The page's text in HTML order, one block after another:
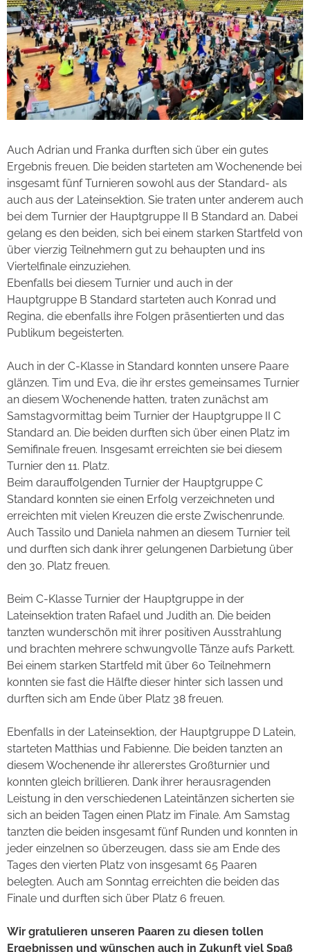
Auch Adrian und Franka durften sich über ein gutes
Ergebnis freuen. Die beiden starteten am Wochenende bei
insgesamt fünf Turnieren sowohl aus der Standard- als
auch aus der Lateinsektion. Sie traten unter anderem auch
bei dem Turnier der Hauptgruppe II B Standard an. Dabei
gelang es den beiden, sich bei einem starken Startfeld von
über vierzig Teilnehmern gut zu behaupten und ins
Viertelfinale einzuziehen.
Ebenfalls bei diesem Turnier und auch in der
Hauptgruppe B Standard starteten auch Konrad und
Regina, die ebenfalls ihre Folgen präsentierten und das
Publikum begeisterten.
Auch in der C-Klasse in Standard konnten unsere Paare
glänzen. Tim und Eva, die ihr erstes gemeinsames Turnier
an diesem Wochenende hatten, traten zunächst am
Samstagvormittag beim Turnier der Hauptgruppe II C
Standard an. Die beiden durften sich über einen Platz im
Semifinale freuen. Insgesamt erreichten sie bei diesem
Turnier den 11. Platz.
Beim darauffolgenden Turnier der Hauptgruppe C
Standard konnten sie einen Erfolg verzeichneten und
erreichten mit vielen Kreuzen die erste Zwischenrunde.
Auch Tassilo und Daniela nahmen an diesem Turnier teil
und durften sich dank ihrer gelungenen Darbietung über
den 30. Platz freuen.
Beim C-Klasse Turnier der Hauptgruppe in der
Lateinsektion traten Rafael und Judith an. Die beiden
tanzten wunderschön mit ihrer positiven Ausstrahlung
und brachten mehrere schwungvolle Tänze aufs Parkett.
Bei einem starken Startfeld mit über 60 Teilnehmern
konnten sie fast die Hälfte dieser hinter sich lassen und
durften sich am Ende über Platz 38 freuen.
Ebenfalls in der Lateinsektion, der Hauptgruppe D Latein,
starteten Matthias und Fabienne. Die beiden tanzten an
diesem Wochenende ihr allererstes Großturnier und
konnten gleich brillieren. Dank ihrer herausragenden
Leistung in den verschiedenen Lateintänzen sicherten sie
sich an beiden Tagen einen Platz im Finale. Am Samstag
tanzten die beiden insgesamt fünf Runden und konnten in
jeder einzelnen so überzeugen, dass sie am Ende des
Tages den vierten Platz von insgesamt 65 Paaren
belegten. Auch am Sonntag erreichten die beiden das
Finale und durften sich über Platz 6 freuen.
Wir gratulieren unseren Paaren zu diesen tollen
Ergebnissen und wünschen auch in Zukunft viel Spaß